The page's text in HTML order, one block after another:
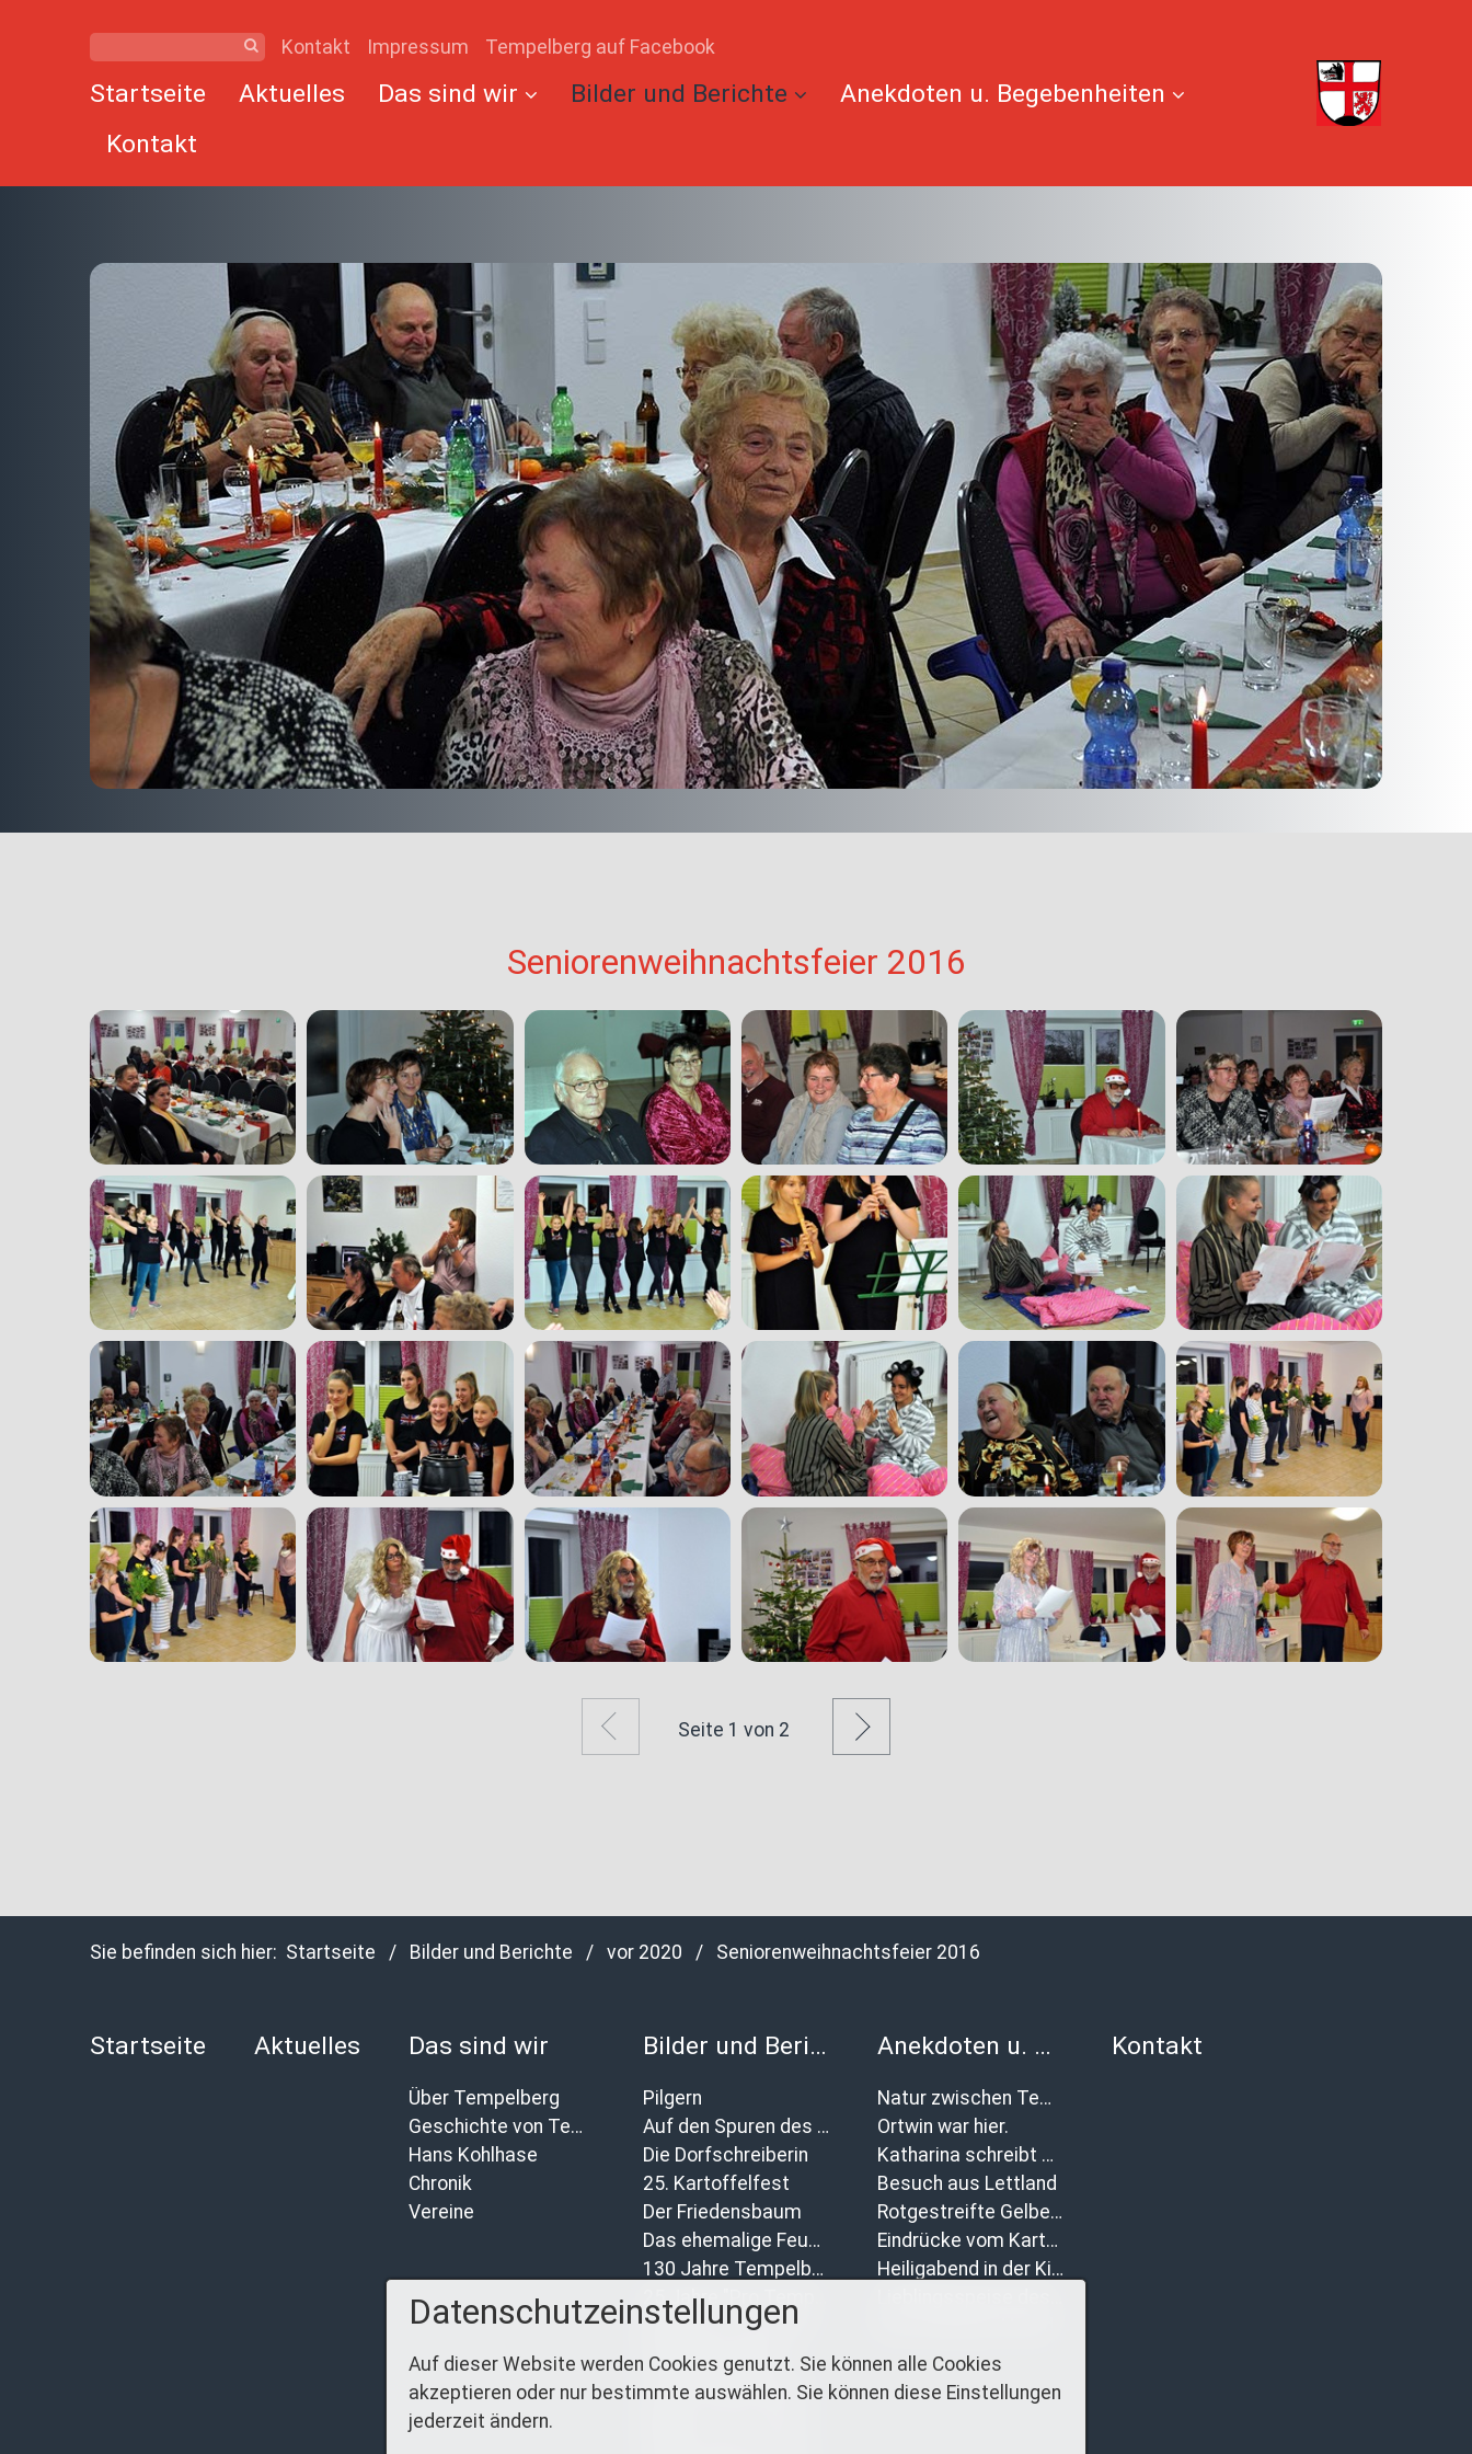
Kontakt Impressum Tempelberg auf Facebook
Startseite Aktuelles Das sind wir Bilder und Berichte
Anekdoten u. Begebenheiten
Kontakt
Seniorenweihnachtsfeier 2016
Zurück
Seite 1 von 2
Sie befinden sich hier: Startseite / Bilder und Berichte / vor 2020 / Seniorenweihnachtsfeier 2016
Startseite Aktuelles Das sind wir
Über Tempelberg
Geschichte von Tempelberg
Hans Kohlhase
Chronik
Vereine
Bilder und Berichte
Pilgern
Auf den Spuren des Wulffenschen Geschlechts
Die Dorfschreiberin
25. Kartoffelfest
Der Friedensbaum
Das ehemalige Feuerwehr wurde verschönert.
130 Jahre Tempelberger Feuerwehr
Kinderfest 2024
Die Geschichte der Kartoffelfeste
Anekdoten u. Begebenheiten
Natur zwischen Tempelberg und Buchholz
Ortwin war hier.
Katharina schreibt über das 19. Kartoffelfest
Besuch aus Lettland
Rotgestreifte Gelbe Schafsnasen in Tempelberg
Eindrücke vom Kartoffelfest 2012
Heiligabend in der Kirche
Kontakt
Datenschutzeinstellungen
Auf dieser Website werden Cookies genutzt. Sie können alle Cookies
akzeptieren oder nur bestimmte auswählen. Sie können diese Einstellungen
jederzeit ändern.